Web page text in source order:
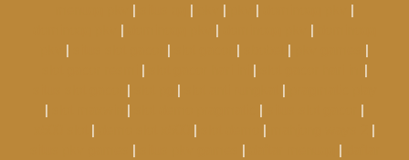
| | | |
|
| | |
| | | |
|
| |
|
| | |
|
| |
|
| | |
|
| | |